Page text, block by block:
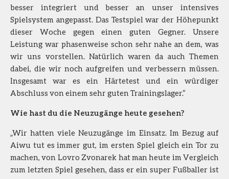
besser integriert und besser an unser intensives
Spielsystem angepasst. Das Testspiel war der Höhepunkt
dieser Woche gegen einen guten Gegner. Unsere
Leistung war phasenweise schon sehr nahe an dem, was
wir uns vorstellen. Natürlich waren da auch Themen
dabei, die wir noch aufgreifen und verbessern müssen.
Insgesamt war es ein Härtetest und ein würdiger
Abschluss von einem sehr guten Trainingslager.“
Wie hast du die Neuzugänge heute gesehen?
„Wir hatten viele Neuzugänge im Einsatz. Im Bezug auf
Aiwu tut es immer gut, im ersten Spiel gleich ein Tor zu
machen, von Lovro Zvonarek hat man heute im Vergleich
zum letzten Spiel gesehen, dass er ein super Fußballer ist